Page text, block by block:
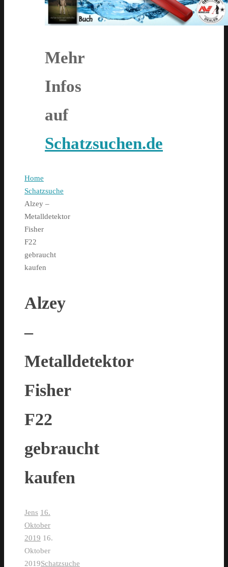
Mehr
Infos
auf
Schatzsuchen.de
Home
Schatzsuche
Alzey –
Metalldetektor
Fisher
F22
gebraucht
kaufen
Alzey
–
Metalldetektor
Fisher
F22
gebraucht
kaufen
Jens 16.
Oktober
2019 16.
Oktober
2019Schatzsuche